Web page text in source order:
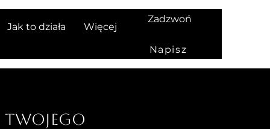
Jak to działa Więcej
Zadzwoń
Napisz
Twojego